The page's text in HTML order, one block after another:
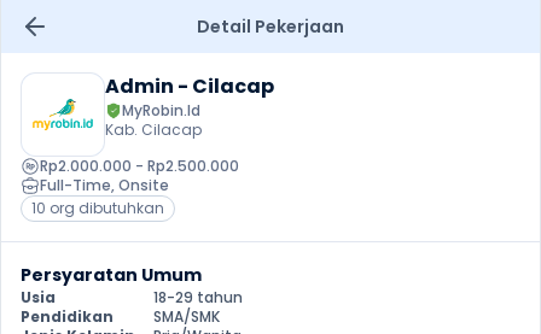
Detail Pekerjaan
Admin - Cilacap
MyRobin.Id
Kab. Cilacap
Rp2.000.000 - Rp2.500.000
Full-Time, Onsite
10 org dibutuhkan
Persyaratan Umum
Usia
18-29 tahun
Pendidikan
SMA/SMK